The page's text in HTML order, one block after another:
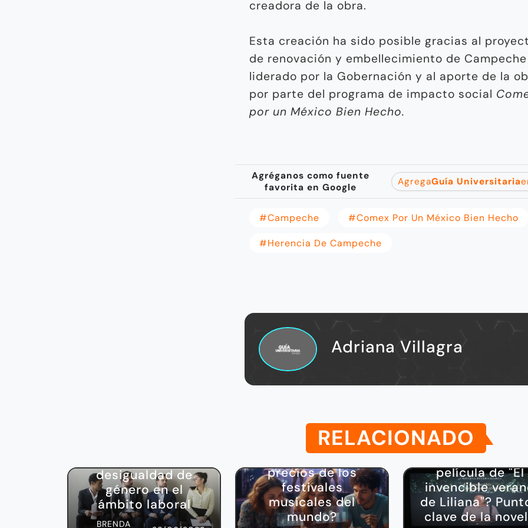
creadora de la obra.
Esta creación ha sido posible gracias al
de renovación y embellecimiento de Campeche
liderado por la Gobernación y al aporte de la
por parte del programa de impacto social
por un México Bien Hecho.
Agréganos como fuente
favorita en Google
AgregaGuía Universitaria
#Campeche #Comex Por Un México Bien Hecho
#herencia De Campeche
Adriana Villagra
RELACIONADO
desigualdad de
género en el
ámbito laboral
BRENDA
Cultura
¿Cuáles son los
precios de los
festivales
musicales del
mundo?
Cultura
¿Habrá una
película de "El
invencible
de Liliana"?
clave de la